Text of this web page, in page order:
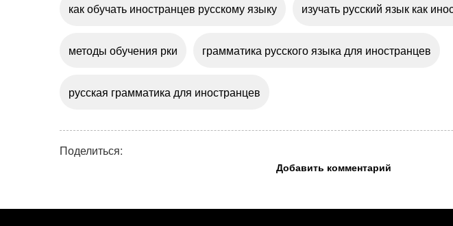
как обучать иностранцев русскому языку изучать русский язык как
методы обучения рки грамматика русского языка для иностранцев
русская грамматика для иностранцев
Поделиться:
Добавить комментарий